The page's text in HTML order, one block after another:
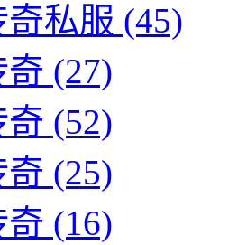
私服 (45)
奇 (27)
奇 (52)
奇 (25)
奇 (16)